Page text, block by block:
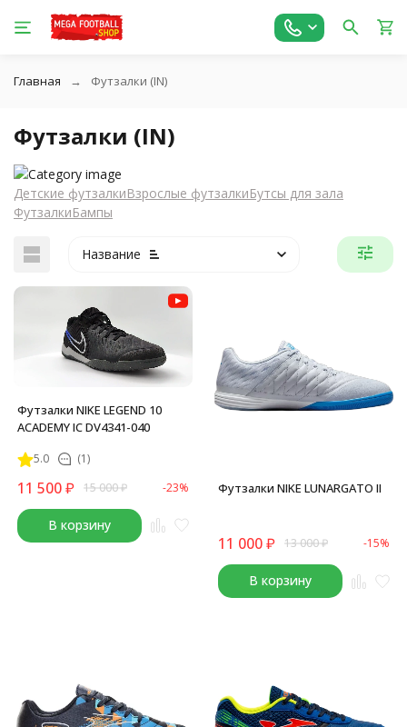
Главная Футзалки (IN)
Футзалки (IN)
Детские футзалкиВзрослые футзалкиБутсы для зала
ФутзалкиБампы
Название
Футзалки NIKE LEGEND 10
ACADEMY IC DV4341-040
5.0 (1)
11 500₽ 15 000₽ -23%
В корзину
Футзалки NIKE LUNARGATO II
11 000₽ 13 000₽ -15%
В корзину